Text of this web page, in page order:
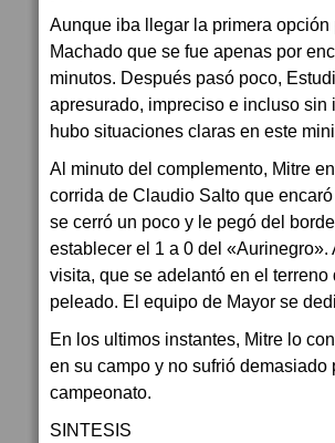
Aunque iba llegar la primera
Machado que se fue apenas por
minutos. Después pasó poco,
apresurado, impreciso e incluso
hubo situaciones claras en este
Al minuto del complemento, Mitre
corrida de Claudio Salto que
se cerró un poco y le pegó del
establecer el 1 a 0 del
visita, que se adelantó en el
peleado. El equipo de Mayor se
En los ultimos instantes, Mitre lo
en su campo y no sufrió
campeonato.
SINTESIS